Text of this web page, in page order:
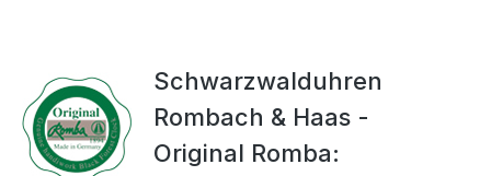
Schwarzwalduhren
Rombach & Haas -
Original Romba: